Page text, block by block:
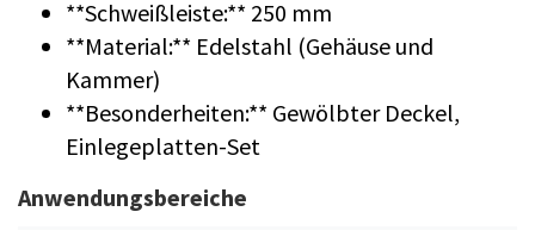
**Schweißleiste:** 250 mm
**Material:** Edelstahl (Gehäuse und
Kammer)
**Besonderheiten:** Gewölbter Deckel,
Einlegeplatten-Set
Anwendungsbereiche